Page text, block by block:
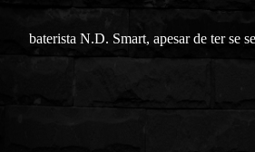
baterista N.D. Smart, apesar de ter se